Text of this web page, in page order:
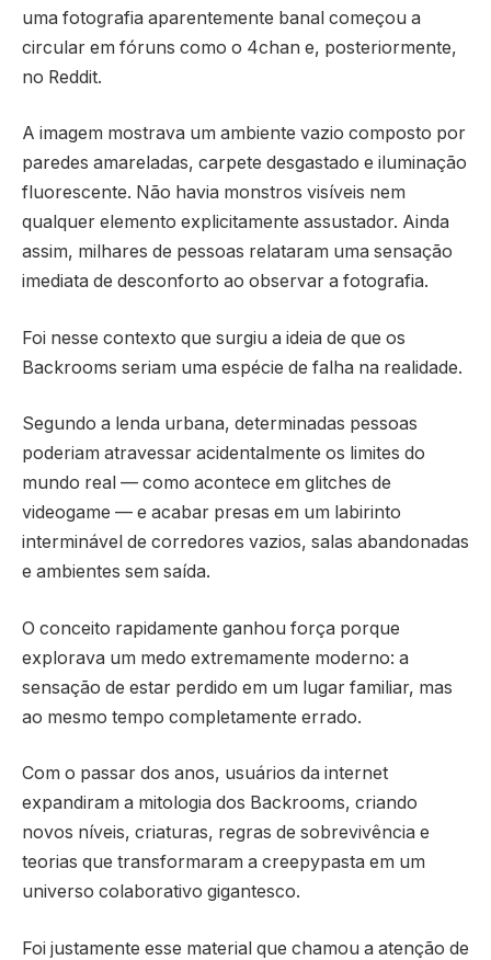
uma fotografia aparentemente banal começou a
circular em fóruns como o 4chan e, posteriormente,
no Reddit.
A imagem mostrava um ambiente vazio composto por
paredes amareladas, carpete desgastado e iluminação
fluorescente. Não havia monstros visíveis nem
qualquer elemento explicitamente assustador. Ainda
assim, milhares de pessoas relataram uma sensação
imediata de desconforto ao observar a fotografia.
Foi nesse contexto que surgiu a ideia de que os
Backrooms seriam uma espécie de falha na realidade.
Segundo a lenda urbana, determinadas pessoas
poderiam atravessar acidentalmente os limites do
mundo real — como acontece em glitches de
videogame — e acabar presas em um labirinto
interminável de corredores vazios, salas abandonadas
e ambientes sem saída.
O conceito rapidamente ganhou força porque
explorava um medo extremamente moderno: a
sensação de estar perdido em um lugar familiar, mas
ao mesmo tempo completamente errado.
Com o passar dos anos, usuários da internet
expandiram a mitologia dos Backrooms, criando
novos níveis, criaturas, regras de sobrevivência e
teorias que transformaram a creepypasta em um
universo colaborativo gigantesco.
Foi justamente esse material que chamou a atenção de